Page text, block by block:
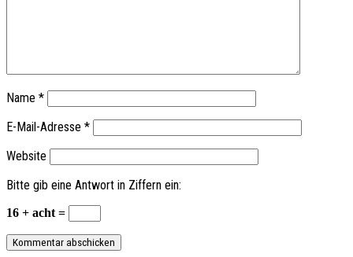
Name *
E-Mail-Adresse *
Website
Bitte gib eine Antwort in Ziffern ein:
16 + acht =